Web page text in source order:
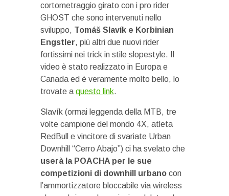
cortometraggio girato con i pro rider
GHOST che sono intervenuti nello
sviluppo, Tomáš Slavík e Korbinian
Engstler, più altri due nuovi rider
fortissimi nei trick in stile slopestyle. Il
video è stato realizzato in Europa e
Canada ed è veramente molto bello, lo
trovate a questo link.
Slavík (ormai leggenda della MTB, tre
volte campione del mondo 4X, atleta
RedBull e vincitore di svariate Urban
Downhill “Cerro Abajo”) ci ha svelato che
userà la POACHA per le sue
competizioni di downhill urbano con
l’ammortizzatore bloccabile via wireless